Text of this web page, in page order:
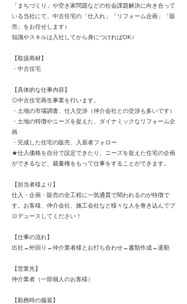
「まちづくり」や空き家問題などの社会課題解決に向き合って
いる当社にて、中古住宅の「仕入れ」「リフォーム企画」「販
売」をお任せします♪
知識やスキルは入社してから身につければOK♪
【取扱商材】
・中古住宅
【具体的な仕事内容】
◎中古住宅再生事業を行います。
・土地の市場調査、仕入交渉（仲介会社との交渉も多いです）
・土地の特徴やニーズを捉えた、ダイナミックなリフォーム企
画
・完成した住宅の販売、入居者フォロー
★仕入価格を自分で設定できたり、ニーズを捉えた住宅の企画
ができるなど、裁量権をもって仕事をすることができます。
【担当者様より】
仕入・企画・販売の全工程に一気通貫で関われるのが特徴で
す。お客様、仲介会社、施工会社など様々な人を巻き込んでプ
ロデュースしてください！
【仕事の流れ】
出社→外回り→仲介業者様とお打ち合わせ→書類作成→退勤
【営業先】
仲介業者（一部個人のお客様）
【勤務時の服装】